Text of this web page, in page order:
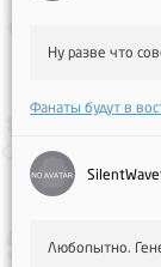
Ну разве что
Фанаты будут в
Любопытно.